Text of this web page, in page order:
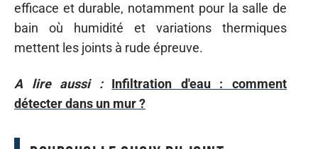
efficace et durable, notamment pour la salle de
bain où humidité et variations thermiques
mettent les joints à rude épreuve.
A lire aussi :
Infiltration d'eau : comment
détecter dans un mur ?